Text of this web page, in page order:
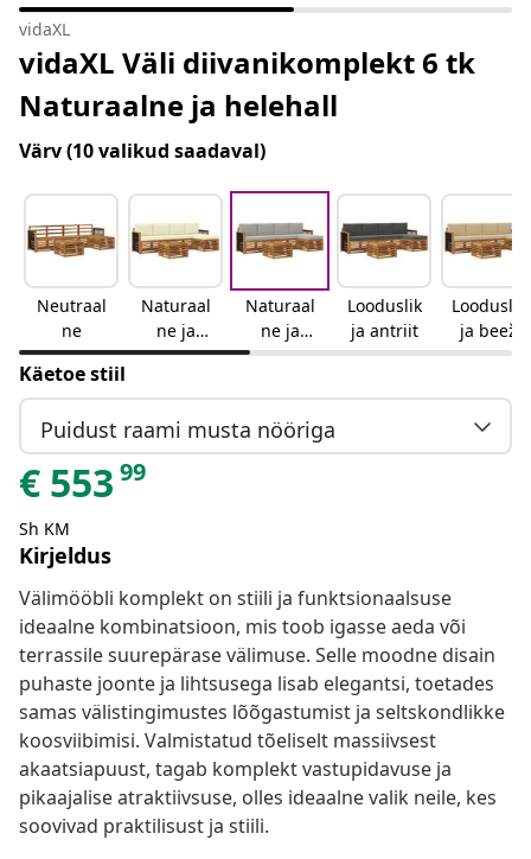
vidaXL
vidaXL Väli diivanikomplekt 6 tk
Naturaalne ja helehall
Värv(10 valikud saadaval)
Neutraal
ne
Naturaal
ne ja
kreemjas
Naturaal
ne ja
helehall
Looduslik
ja antriit
Looduslik
ja beež
Käetoe stiil
Puidust raami musta nööriga
€ 553 99
Sh KM
Kirjeldus
Välimööbli komplekt on stiili ja funktsionaalsuse
ideaalne kombinatsioon, mis toob igasse aeda või
terrassile suurepärase välimuse. Selle moodne disain
puhaste joonte ja lihtsusega lisab elegantsi, toetades
samas välistingimustes lõõgastumist ja seltskondlikke
koosviibimisi. Valmistatud tõeliselt massiivsest
akaatsiapuust, tagab komplekt vastupidavuse ja
pikaajalise atraktiivsuse, olles ideaalne valik neile, kes
soovivad praktilisust ja stiili.